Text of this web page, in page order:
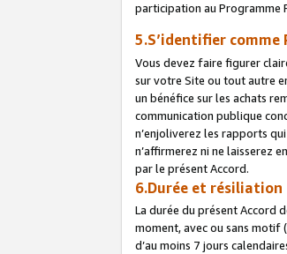
participation au Programme
5.S’identifier
Vous devez faire figurer
sur votre Site ou tout autre
un bénéfice sur les achats
communication publique
n’enjoliverez les rapports
n’affirmerez ni ne laisserez
par le présent Accord.
6.Durée et résiliation
La durée du présent Accord
moment, avec ou sans motif
d’au moins 7 jours